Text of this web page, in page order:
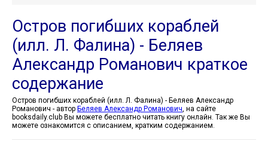
Остров погибших кораблей
(илл. Л. Фалина) - Беляев
Александр Романович краткое
содержание
Остров погибших кораблей (илл. Л. Фалина) - Беляев Александр
Романович - автор Беляев Александр Романович, на сайте
booksdaily.club Вы можете бесплатно читать книгу онлайн. Так же Вы
можете ознакомится с описанием, кратким содержанием.